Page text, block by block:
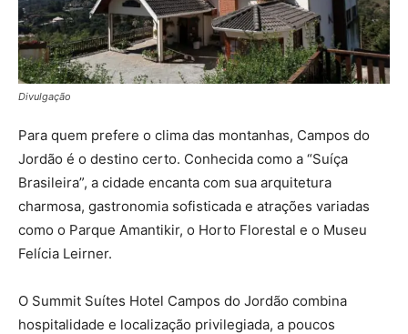
Divulgação
Para quem prefere o clima das montanhas, Campos do
Jordão é o destino certo. Conhecida como a “Suíça
Brasileira”, a cidade encanta com sua arquitetura
charmosa, gastronomia sofisticada e atrações variadas
como o Parque Amantikir, o Horto Florestal e o Museu
Felícia Leirner.
O Summit Suítes Hotel Campos do Jordão combina
hospitalidade e localização privilegiada, a poucos